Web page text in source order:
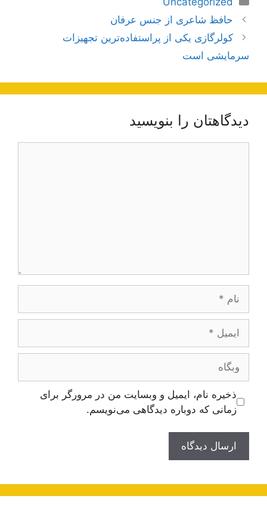
ناوبری
نوشته‌ها
حافظ شاعری از جنس عرفان
کولرگازی یکی از پراستفاده‌ترین تجهیزات
سرمایشی است
دیدگاهتان را بنویسید
وبگاه
ذخیره نام، ایمیل و وبسایت من در مرورگر برای
زمانی که دوباره دیدگاهی می‌نویسم.